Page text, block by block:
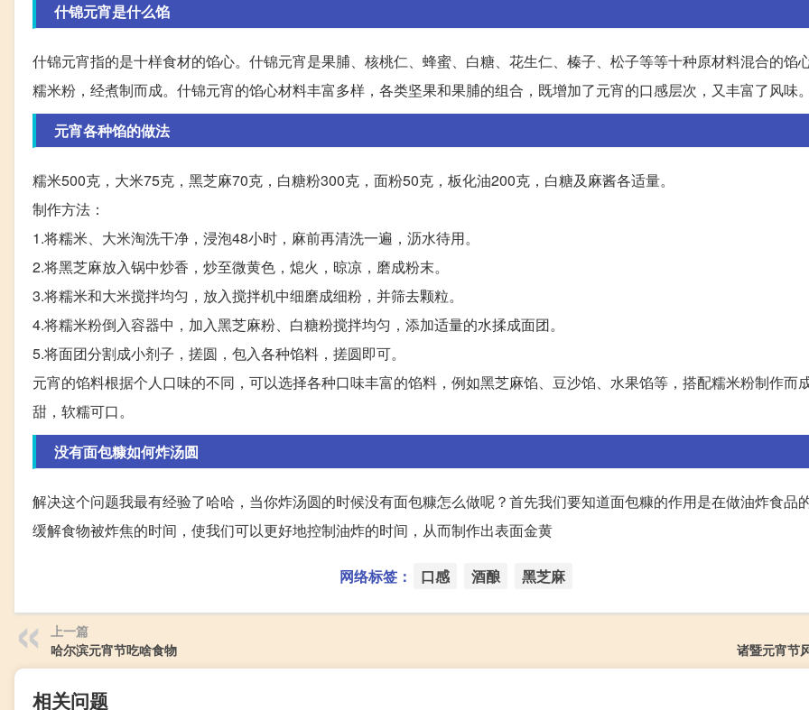
什锦元宵是什么馅
什锦元宵指的是十样食材的馅心。什锦元宵是果脯、核桃仁、蜂蜜、白糖、花生仁、榛子、松子等等十种原材料混合的馅
糯米粉，经煮制而成。什锦元宵的馅心材料丰富多样，各类坚果和果脯的组合，既增加了元宵的口感层次，又丰富了风味。
元宵各种馅的做法
糯米500克，大米75克，黑芝麻70克，白糖粉300克，面粉50克，板化油200克，白糖及麻酱各适量。
制作方法：
1.将糯米、大米淘洗干净，浸泡48小时，麻前再清洗一遍，沥水待用。
2.将黑芝麻放入锅中炒香，炒至微黄色，熄火，晾凉，磨成粉末。
3.将糯米和大米搅拌均匀，放入搅拌机中细磨成细粉，并筛去颗粒。
4.将糯米粉倒入容器中，加入黑芝麻粉、白糖粉搅拌均匀，添加适量的水揉成面团。
5.将面团分割成小剂子，搓圆，包入各种馅料，搓圆即可。
元宵的馅料根据个人口味的不同，可以选择各种口味丰富的馅料，例如黑芝麻馅、豆沙馅、水果馅等，搭配糯米粉制作而
甜，软糯可口。
没有面包糠如何炸汤圆
解决这个问题我最有经验了哈哈，当你炸汤圆的时候没有面包糠怎么做呢？首先我们要知道面包糠的作用是在做油炸食品
缓解食物被炸焦的时间，使我们可以更好地控制油炸的时间，从而制作出表面金黄
网络标签： 口感 酒酿 黑芝麻
上一篇
哈尔滨元宵节吃啥食物
诸暨元宵节
相关问题